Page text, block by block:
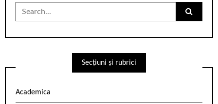
Search
Secțiuni și rubrici
Academica